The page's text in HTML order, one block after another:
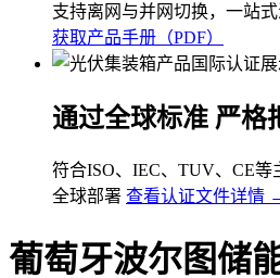
支持离网与并网切换，一站
获取产品手册（PDF）
通过全球标准 严格
符合ISO、IEC、TUV、CE
全球部署 查看认证文件详情
葡萄牙波尔图储